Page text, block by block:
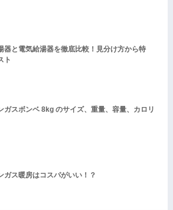
器と電気給湯器を徹底比較！見分け方から特
ト
ガスボンベ 8kg のサイズ、重量、容量、カロリ
ガス暖房はコスパがいい！？